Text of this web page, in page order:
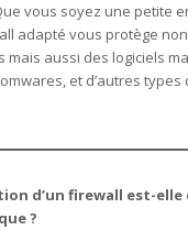
vous soyez une petite
adapté vous protège
aussi des logiciels
et d’autres types
d’un firewall est-elle
?